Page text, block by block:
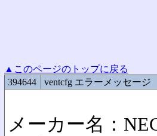
▲このページのトップに戻る
394644
ventcfg エラーメッセージ
メーカー名：